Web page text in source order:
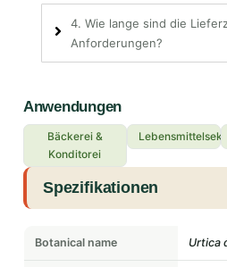
4. Wie lange sind die
Anforderungen?
Anwendungen
Bäckerei &
Konditorei
Spezifikationen
Botanical name Urtica